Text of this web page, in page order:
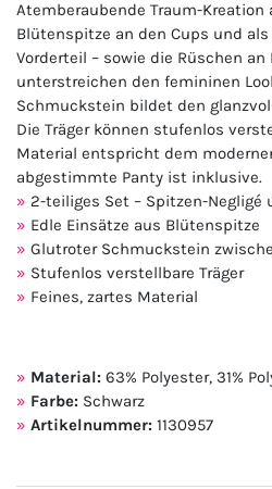
Atemberaubende Traum-Kreation
Blütenspitze an den Cups und
Vorderteil – sowie die Rüschen
unterstreichen den femininen
Schmuckstein bildet den
Die Träger können stufenlos
Material entspricht dem
abgestimmte Panty ist inklusive.
2-teiliges Set – Spitzen-Negligé
Edle Einsätze aus Blütenspitze
Glutroter Schmuckstein
Stufenlos verstellbare Träger
Feines, zartes Material
Material: 63% Polyester, 31%
Farbe: Schwarz
Artikelnummer: 1130957